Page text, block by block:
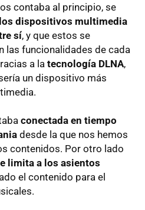
contaba al principio, se
dispositivos multimedia
sí, y que estos se
las funcionalidades de cada
a la tecnología DLNA,
un dispositivo más
conectada en tiempo
desde la que nos hemos
contenidos. Por otro lado
limita a los asientos
el contenido para el